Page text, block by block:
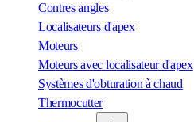
Contres angles
Localisateurs d'apex
Moteurs
Moteurs avec localisateur d'apex
Systèmes d'obturation à chaud
Thermocutter